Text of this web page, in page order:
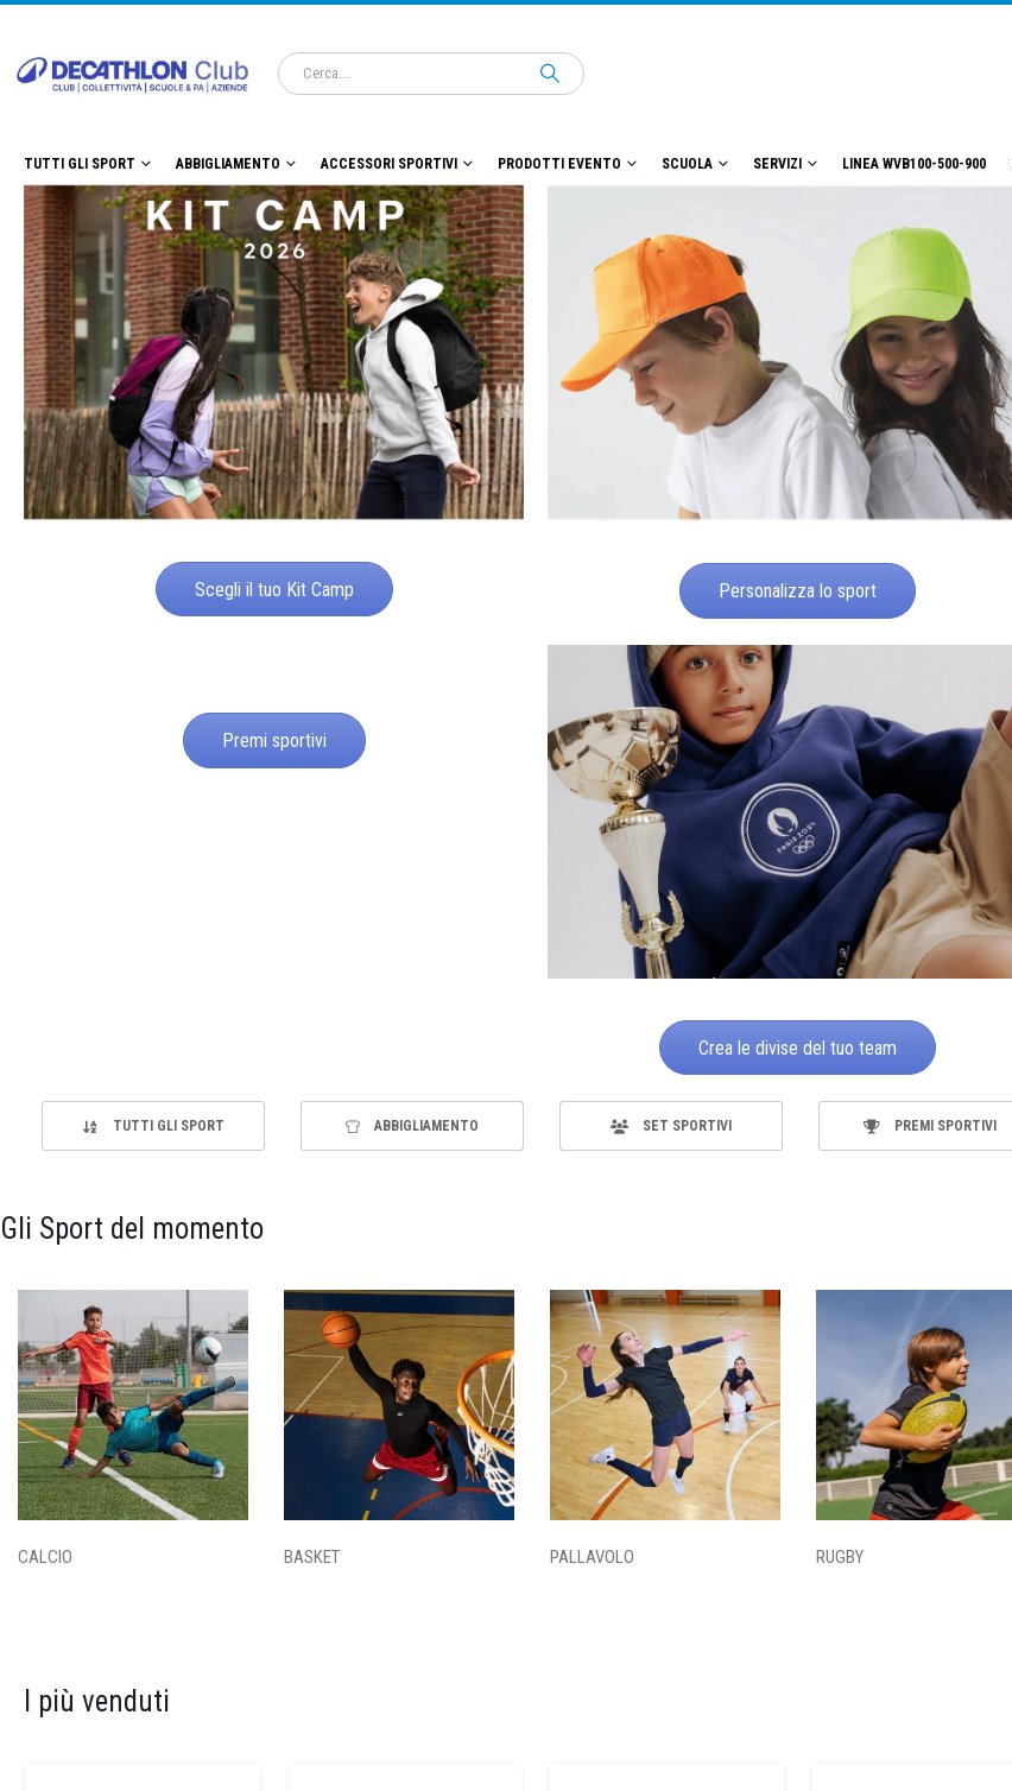
TUTTI GLI SPORT ABBIGLIAMENTO ACCESSORI SPORTIVI PRODOTTI EVENTO SCUOLA SERVIZI LINEA WVB100-500-900
Scegli il tuo Kit Camp Personalizza lo sport
Premi sportivi
Crea le divise del tuo team
TUTTI GLI SPORT ABBIGLIAMENTO SET SPORTIVI PREMI SPORTIVI
Gli Sport del momento
CALCIO BASKET PALLAVOLO RUGBY
I più venduti